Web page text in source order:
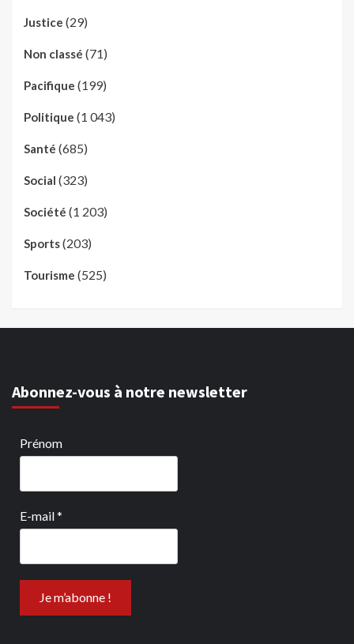
Justice (29)
Non classé (71)
Pacifique (199)
Politique (1 043)
Santé (685)
Social (323)
Société (1 203)
Sports(203)
Tourisme (525)
Abonnez-vous à notre newsletter
Prénom
E-mail*